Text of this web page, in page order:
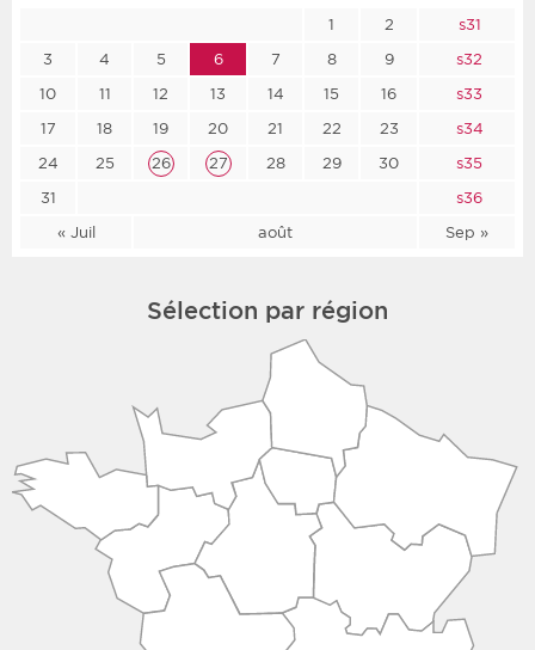
« Juil août Sep »
1 2
s31
3
4 5 6 7 8 9
s32
10
11 12 13 14 15 16
s33
17
18 19 20 21 22 23
s34
24
25 26 27 28 29 30
s35
31
s36
Sélection par région